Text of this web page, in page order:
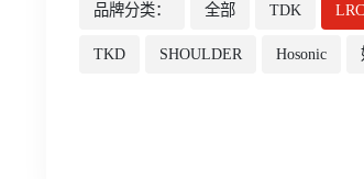
品牌分类： 全部 TDK LRC
TKD SHOULDER Hosonic